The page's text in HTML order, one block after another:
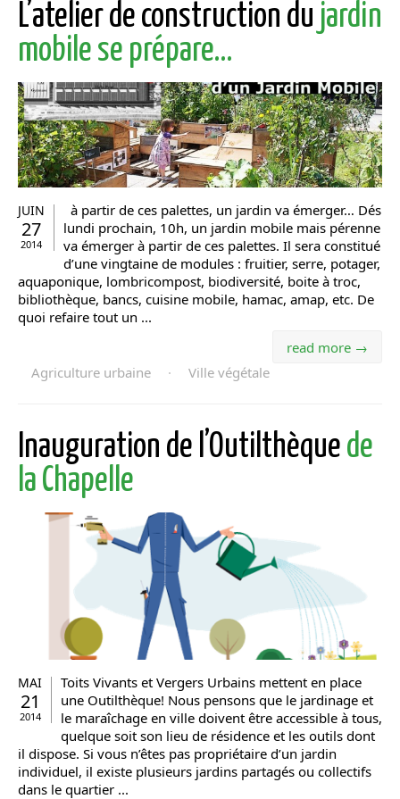
L’atelier de construction du jardin
mobile se prépare…
JUIN
27
2014
à partir de ces palettes, un jardin va émerger… Dés
lundi prochain, 10h, un jardin mobile mais pérenne
va émerger à partir de ces palettes. Il sera constitué
d’une vingtaine de modules : fruitier, serre, potager,
aquaponique, lombricompost, biodiversité, boite à troc,
bibliothèque, bancs, cuisine mobile, hamac, amap, etc. De
quoi refaire tout un ...
read more →
Agriculture urbaine
· Ville végétale
Inauguration de l’Outilthèque de
la Chapelle
MAI
21
2014
Toits Vivants et Vergers Urbains mettent en place
une Outilthèque! Nous pensons que le jardinage et
le maraîchage en ville doivent être accessible à tous,
quelque soit son lieu de résidence et les outils dont
il dispose. Si vous n’êtes pas propriétaire d’un jardin
individuel, il existe plusieurs jardins partagés ou collectifs
dans le quartier ...